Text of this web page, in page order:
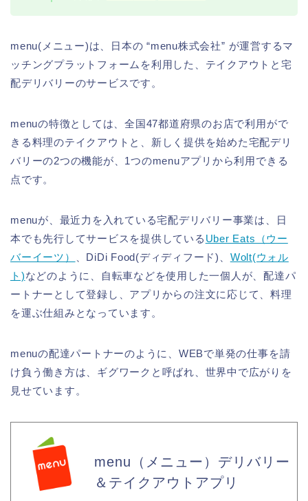
menu(メニュー)は、日本の “menu株式会社” が運営するマ
ッチングプラットフォームを利用した、テイクアウトと宅
配デリバリーのサービスです。
menuの特徴としては、全国47都道府県のお店で利用がで
きる料理のテイクアウトと、新しく提供を始めた宅配デリ
バリーの2つの機能が、1つのmenuアプリから利用できる
点です。
menuが、最近力を入れている宅配デリバリー事業は、日
本でも先行してサービスを提供している Uber Eats（ウー
バーイーツ）
、DiDi Food(ディディフード)、 Wolt(ウォル
ト)などのように、自転車などを使用した一個人が、配達パ
ートナーとして登録し、アプリからの注文に応じて、料理
を運ぶ仕組みとなっています。
menuの配達パートナーのように、WEBで単発の仕事を請
け負う働き方は、ギグワークと呼ばれ、世界中で広がりを
見せています。
menu（メニュー）デリバリー
＆テイクアウトアプリ